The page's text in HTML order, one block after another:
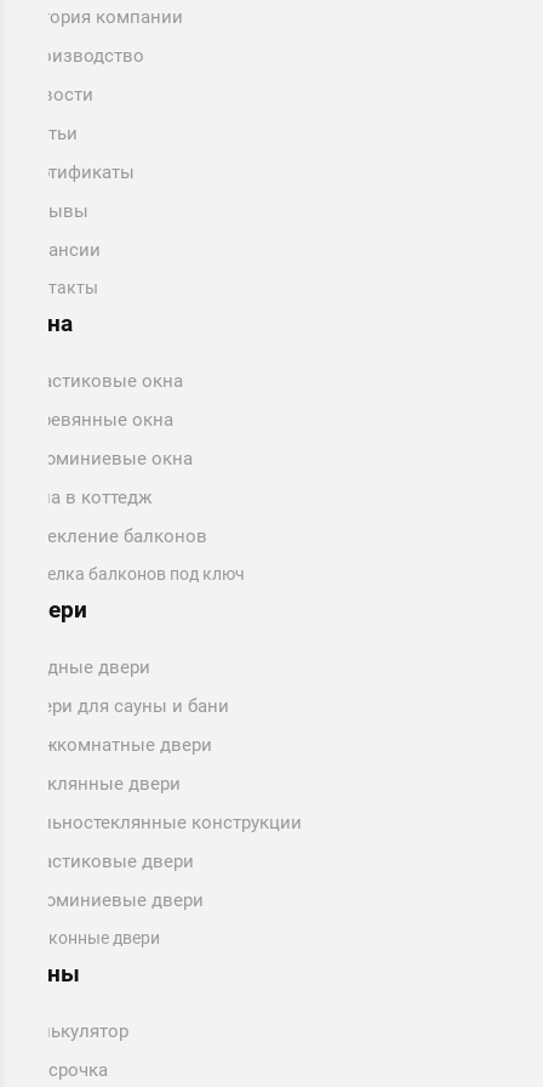
История компании
Производство
Новости
Статьи
Сертификаты
Отзывы
Вакансии
Контакты
Окна
Пластиковые окна
Деревянные окна
Алюминиевые окна
Окна в коттедж
Остекление балконов
Отделка балконов под ключ
Двери
Входные двери
Двери для сауны и бани
Межкомнатные двери
Стеклянные двери
Цельностеклянные конструкции
Пластиковые двери
Алюминиевые двери
Балконные двери
Цены
Калькулятор
Рассрочка